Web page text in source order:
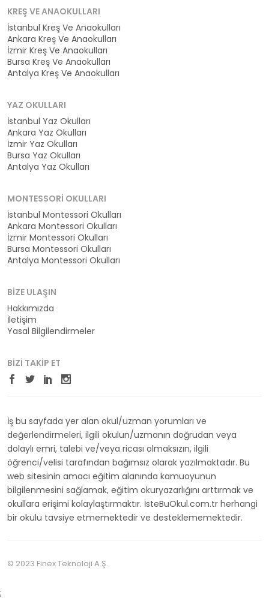
KREŞ VE ANAOKULLARI
İstanbul Kreş Ve Anaokulları
Ankara Kreş Ve Anaokulları
İzmir Kreş Ve Anaokulları
Bursa Kreş Ve Anaokulları
Antalya Kreş Ve Anaokulları
YAZ OKULLARI
İstanbul Yaz Okulları
Ankara Yaz Okulları
İzmir Yaz Okulları
Bursa Yaz Okulları
Antalya Yaz Okulları
MONTESSORI OKULLARI
İstanbul Montessori Okulları
Ankara Montessori Okulları
İzmir Montessori Okulları
Bursa Montessori Okulları
Antalya Montessori Okulları
BIZE ULAŞIN
Hakkımızda
İletişim
Yasal Bilgilendirmeler
BIZI TAKIP ET
İş bu sayfada yer alan okul/uzman yorumları ve
değerlendirmeleri, ilgili okulun/uzmanın doğrudan veya
dolaylı emri, talebi ve/veya ricası olmaksızın, ilgili
öğrenci/velisi tarafından bağımsız olarak yazılmaktadır. Bu
web sitesinin amacı eğitim alanında kamuoyunun
bilgilenmesini sağlamak, eğitim okuryazarlığını arttırmak ve
okullara erişimi kolaylaştırmaktır. İsteBuOkul.com.tr herhangi
bir okulu tavsiye etmemektedir ve desteklememektedir.
© 2023 Finex Teknoloji A.Ş.
;